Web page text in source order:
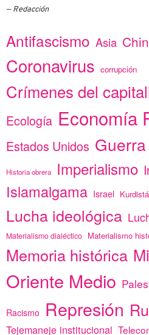
Redacción
Antifascismo Asia
Coronavirus corrupción
Crímenes del
Ecología Economía
Estados Unidos
Historia obrera Imperialismo
Islamalgama Israel
Lucha ideológica
Materialismo dialéctico Materialismo
Memoria histórica
Oriente Medio
Racismo Represión
Tejemaneje institucional